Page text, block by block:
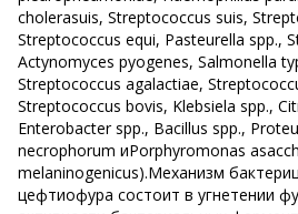
cholerasuis, Streptococcus suis,
Streptococcus equi, Pasteurella spp.,
Actynomyces pyogenes, Salmonella
Streptococcus agalactiae,
Streptococcus bovis, Klebsiela spp.,
Enterobacter spp., Bacillus spp.,
necrophorum иPorphyromonas
melaninogenicus).Механизм
цефтиофура состоит в угнетении